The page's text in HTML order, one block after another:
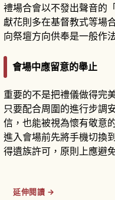
禮場合會以不發出聲音的
獻花則多在基督教式等場
向祭壇方向供奉是一般作
會場中應留意的舉止
重要的不是把禮儀做得完
只要配合周圍的進行步調
信，也能被視為懷有敬意
進入會場前先將手機切換
得遺族許可，原則上應避
延伸閱讀 →